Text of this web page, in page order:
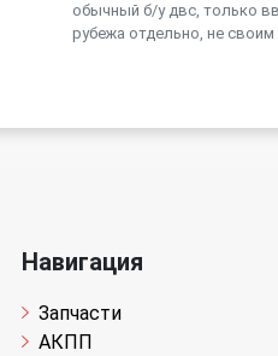
обычный б/у двс, только
рубежа отдельно, не
Навигация
Запчасти
АКПП